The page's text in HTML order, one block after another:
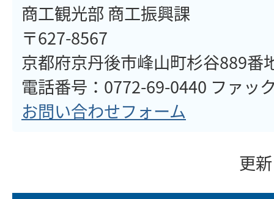
商工観光部 商工振興課
〒627-8567
京都府京丹後市峰山町杉谷889番
電話番号：0772-69-0440 ファッ
お問い合わせフォーム
更